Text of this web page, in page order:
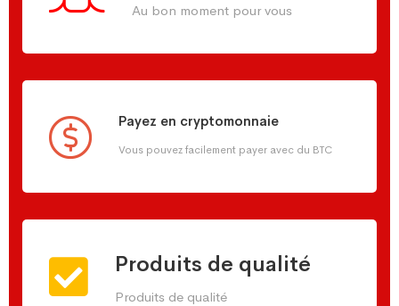
Au bon moment pour vous
Payez en cryptomonnaie
Vous pouvez facilement payer avec du BTC
Produits de qualité
Produits de qualité